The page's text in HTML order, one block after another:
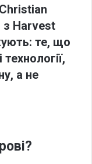
з Harvest
те, що
а не